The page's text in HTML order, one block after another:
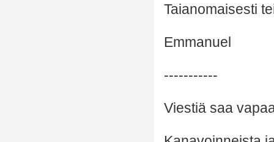
Taianomaisesti
Emmanuel
-----------
Viestiä saa